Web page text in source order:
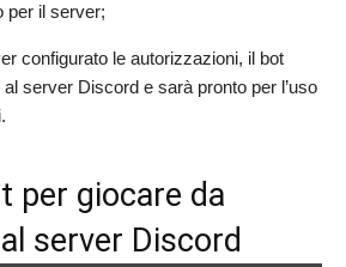
per il server;
configurato le autorizzazioni, il bot
server Discord e sarà pronto per l’uso
per giocare da
server Discord